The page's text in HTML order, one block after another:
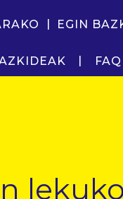
EGIN
FAQ
lekuko